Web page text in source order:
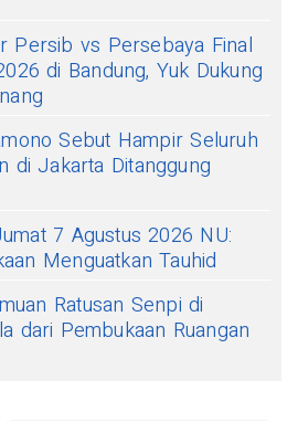
Persib vs Persebaya Final
di Bandung, Yuk Dukung
Sebut Hampir Seluruh
di Jakarta Ditanggung
7 Agustus 2026 NU:
Menguatkan Tauhid
Ratusan Senpi di
dari Pembukaan Ruangan